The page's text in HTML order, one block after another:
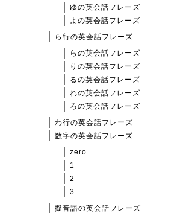
ゆの英会話フレーズ
よの英会話フレーズ
ら行の英会話フレーズ
らの英会話フレーズ
りの英会話フレーズ
るの英会話フレーズ
れの英会話フレーズ
ろの英会話フレーズ
わ行の英会話フレーズ
数字の英会話フレーズ
zero
1
2
3
擬音語の英会話フレーズ